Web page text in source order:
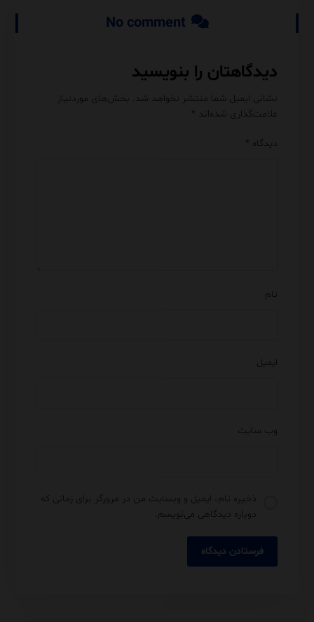
No comment
دیدگاهتان را بنویسید
نشانی ایمیل شما منتشر نخواهد شد. بخش‌های موردنیاز
علامت‌گذاری شده‌اند *
دیدگاه *
نام
ایمیل
وب‌ سایت
ذخیره نام، ایمیل و وبسایت من در مرورگر برای زمانی که
دوباره دیدگاهی می‌نویسم.